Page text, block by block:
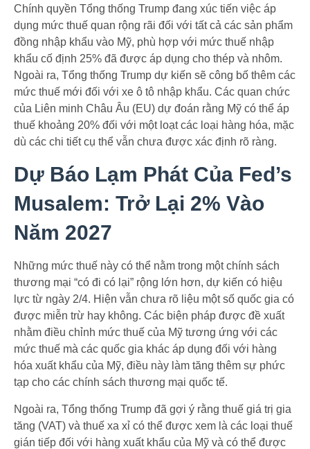
Chính quyền Tổng thống Trump đang xúc tiến việc áp
dụng mức thuế quan rộng rãi đối với tất cả các sản phẩm
đồng nhập khẩu vào Mỹ, phù hợp với mức thuế nhập
khẩu cố định 25% đã được áp dụng cho thép và nhôm.
Ngoài ra, Tổng thống Trump dự kiến sẽ công bố thêm các
mức thuế mới đối với xe ô tô nhập khẩu. Các quan chức
của Liên minh Châu Âu (EU) dự đoán rằng Mỹ có thể áp
thuế khoảng 20% đối với một loạt các loại hàng hóa, mặc
dù các chi tiết cụ thể vẫn chưa được xác định rõ ràng.
Dự Báo Lạm Phát Của Fed’s
Musalem: Trở Lại 2% Vào
Năm 2027
Những mức thuế này có thể nằm trong một chính sách
thương mại “có đi có lại” rộng lớn hơn, dự kiến có hiệu
lực từ ngày 2/4. Hiện vẫn chưa rõ liệu một số quốc gia có
được miễn trừ hay không. Các biện pháp được đề xuất
nhằm điều chỉnh mức thuế của Mỹ tương ứng với các
mức thuế mà các quốc gia khác áp dụng đối với hàng
hóa xuất khẩu của Mỹ, điều này làm tăng thêm sự phức
tạp cho các chính sách thương mại quốc tế.
Ngoài ra, Tổng thống Trump đã gợi ý rằng thuế giá trị gia
tăng (VAT) và thuế xa xỉ có thể được xem là các loại thuế
gián tiếp đối với hàng xuất khẩu của Mỹ và có thể được